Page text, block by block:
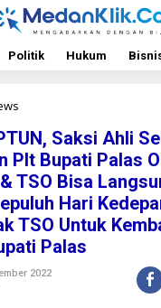
Politik Hukum
d
a
n
g
d
i
P
T
U
Saksi Ahli
Plt Bupati Palas
TSO Bisa
Hari
TSO Untuk
Palas
2022